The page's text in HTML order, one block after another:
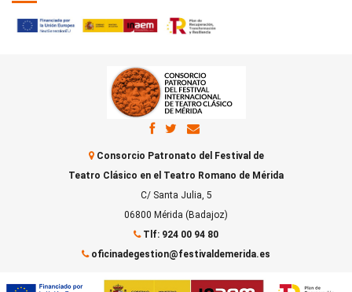
Consorcio Patronato del Festival de
Teatro Clásico en el Teatro Romano de Mérida
C/ Santa Julia, 5
06800 Mérida (Badajoz)
Tlf: 924 00 94 80
oficinadegestion@festivaldemerida.es